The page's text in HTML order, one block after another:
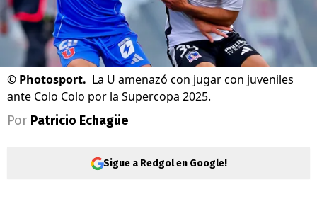
© Photosport. La U amenazó con jugar con juveniles
ante Colo Colo por la Supercopa 2025.
Por Patricio Echagüe
Sigue a Redgol en Google!